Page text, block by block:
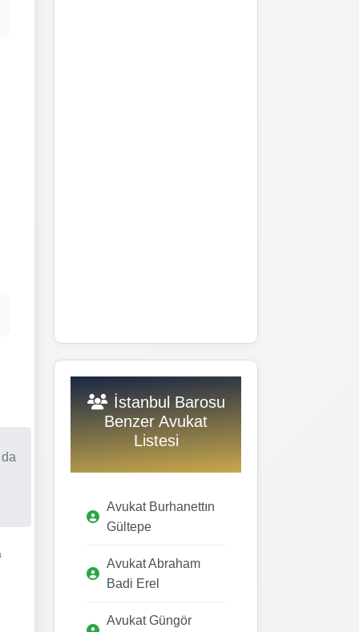
İstanbul Barosu
Benzer Avukat
Listesi
Avukat Burhanettın
Gültepe
Avukat Abraham
Badi Erel
Avukat Güngör